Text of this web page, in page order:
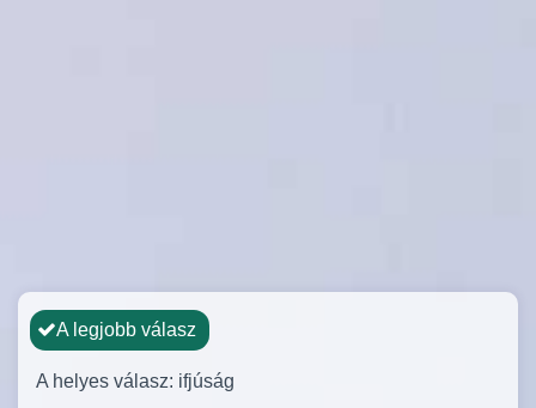
A legjobb válasz
A helyes válasz: ifjúság